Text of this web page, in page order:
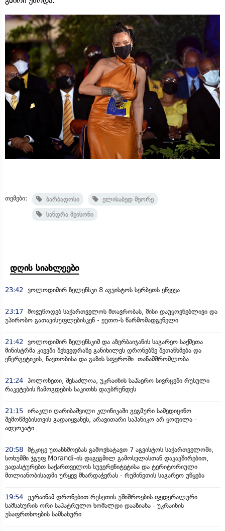
თემები: ბარბადოსი
ელისაბედ მეორე
სანდრა მეისონი
დღის სიახლეები
23:42 ვოლოდიმირ ზელენსკი 8 აგვისტოს სერბეთს ეწვევა
23:17 მოვუწოდებ საქართველოს მთავრობას, მისი დაუყოვნებლივი და
უპირობო გათავისუფლებისკენ - ეუთო-ს წარმომადგენელი
21:42
ვოლოდიმირ ზელენსკიმ და აზერბაიჯანის საგარეო საქმეთა
მინისტრმა კიევში შეხვედრაზე განიხილეს დრონებზე შეთანხმება და
ენერგეტიკის, ნავთობისა და გაზის სფეროში თანამშრომლობა
21:24 პოლონეთი, შესაძლოა, უკრაინის საჰაერო სივრცეში რუსული
რაკეტების ჩამოგდების საკითხს დაუბრუნდეს
21:15 ირაკლი ღარიბაშვილი კლინიკაში გეგმური სამედიცინო
შემოწმებისთვის გადაიყვანეს, არავითარი საპანიკო არ ყოფილა -
ადვოკატი
20:58 მტკიცე უთანხმოებას გამოვხატავთ 7 აგვისტოს საქართველოში,
სოხუმში ჯგუფ Morandi-ის დაგეგმილ გამოსვლასთან დაკავშირებით,
ვადასტურებთ საქართველოს სუვერენიტეტისა და ტერიტორიული
მთლიანობისადმი ურყევ მხარდაჭერას - რუმინეთის საგარეო უწყება
19:54 უკრაინამ დრონებით რუსეთის უშიშროების ფედერალური
სამსახურის ორი საპატრულო ხომალდი დააზიანა - უკრაინის
უსაფრთხოების სამსახური